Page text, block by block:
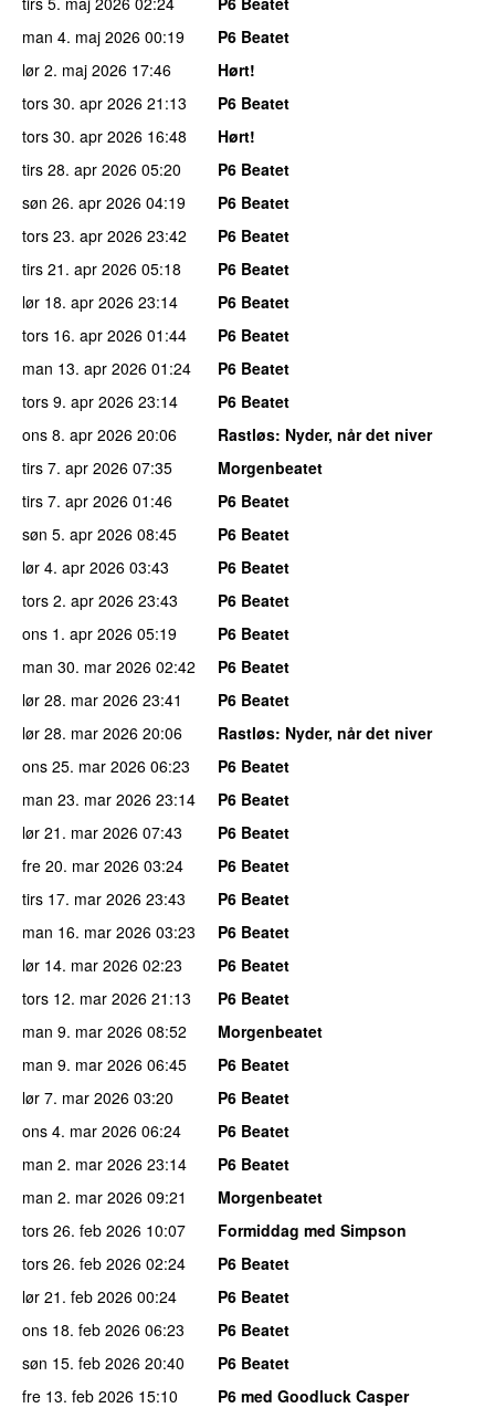
man 4. maj 2026 00:19
P6 Beatet
lør 2. maj 2026 17:46
Hørt!
tors 30. apr 2026 21:13
P6 Beatet
tors 30. apr 2026 16:48
Hørt!
tirs 28. apr 2026 05:20
P6 Beatet
søn 26. apr 2026 04:19
P6 Beatet
tors 23. apr 2026 23:42
P6 Beatet
tirs 21. apr 2026 05:18
P6 Beatet
lør 18. apr 2026 23:14
P6 Beatet
tors 16. apr 2026 01:44
P6 Beatet
man 13. apr 2026 01:24
P6 Beatet
tors 9. apr 2026 23:14
P6 Beatet
ons 8. apr 2026 20:06 Rastløs: Nyder, når det niver
tirs 7. apr 2026 07:35
Morgenbeatet
tirs 7. apr 2026 01:46
P6 Beatet
søn 5. apr 2026 08:45
P6 Beatet
lør 4. apr 2026 03:43
P6 Beatet
tors 2. apr 2026 23:43
P6 Beatet
ons 1. apr 2026 05:19
P6 Beatet
man 30. mar 2026 02:42
P6 Beatet
lør 28. mar 2026 23:41
P6 Beatet
lør 28. mar 2026 20:06 Rastløs: Nyder, når det niver
ons 25. mar 2026 06:23
P6 Beatet
man 23. mar 2026 23:14
P6 Beatet
lør 21. mar 2026 07:43
P6 Beatet
fre 20. mar 2026 03:24
P6 Beatet
tirs 17. mar 2026 23:43
P6 Beatet
man 16. mar 2026 03:23
P6 Beatet
lør 14. mar 2026 02:23
P6 Beatet
tors 12. mar 2026 21:13
P6 Beatet
man 9. mar 2026 08:52
Morgenbeatet
man 9. mar 2026 06:45
P6 Beatet
lør 7. mar 2026 03:20
P6 Beatet
ons 4. mar 2026 06:24
P6 Beatet
man 2. mar 2026 23:14
P6 Beatet
man 2. mar 2026 09:21
Morgenbeatet
tors 26. feb 2026 10:07
Formiddag med Simpson
tors 26. feb 2026 02:24
P6 Beatet
lør 21. feb 2026 00:24
P6 Beatet
ons 18. feb 2026 06:23
P6 Beatet
søn 15. feb 2026 20:40
P6 Beatet
fre 13. feb 2026 15:10
P6 med Goodluck Casper